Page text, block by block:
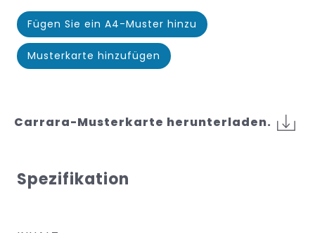
Fügen Sie ein A4-Muster hinzu
Musterkarte hinzufügen
Carrara-Musterkarte herunterladen.
Spezifikation